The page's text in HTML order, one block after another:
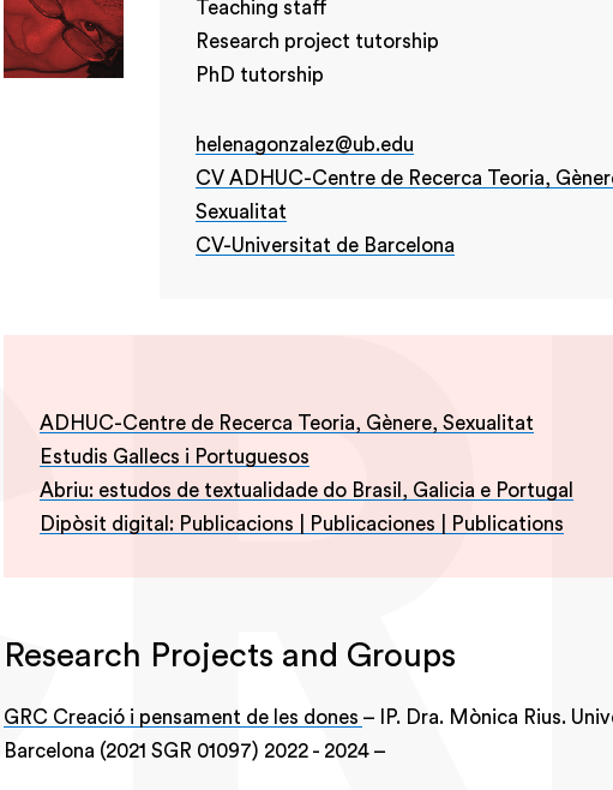
Teaching staff
Research project tutorship
PhD tutorship
helenagonzalez@ub.edu
CV ADHUC-Centre de Recerca Teoria,
Sexualitat
CV-Universitat de Barcelona
ADHUC-Centre de Recerca Teoria, Gènere, Sexualitat
Estudis Gallecs i Portuguesos
Abriu: estudos de textualidade do Brasil, Galicia e Portugal
Dipòsit digital: Publicacions | Publicaciones | Publications
Research Projects and Groups
GRC Creació i pensament de les dones – IP. Dra. Mònica Rius.
Barcelona (2021 SGR 01097) 2022 - 2024 –